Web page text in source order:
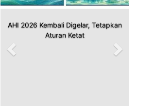
AHI 2026 Kembali Digelar, Tetapkan
Aturan Ketat